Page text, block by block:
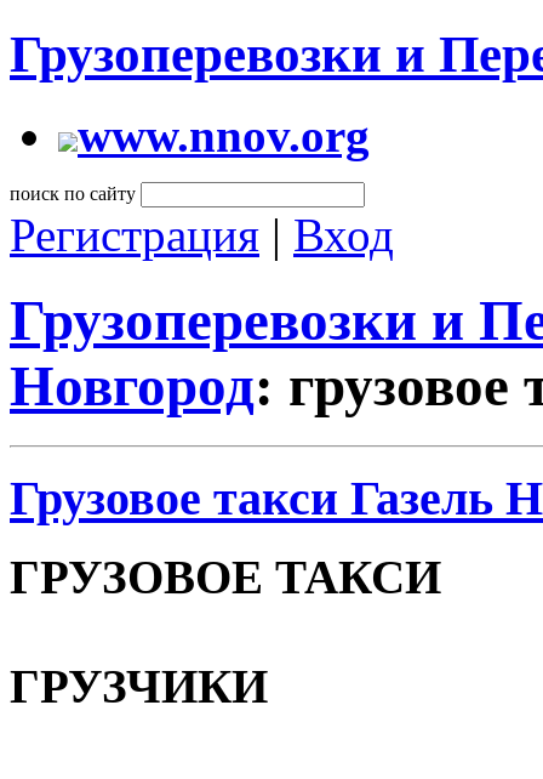
Грузоперевозки и
www.nnov.org
поиск по сайту
Регистрация | Вход
Грузоперевозки и
Новгород:
Грузовое такси Газель
ГРУЗОВОЕ ТАКСИ
ГРУЗЧИКИ